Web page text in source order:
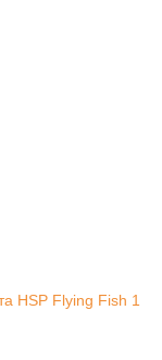
HSP Flying Fish 1